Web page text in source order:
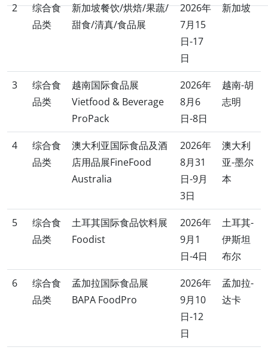
2
综合食
品类
新加坡餐饮/烘焙/果蔬/
甜食/清真/食品展
2026年
7月15
日-17
日
新加坡
3
综合食
品类
越南国际食品展
Vietfood & Beverage
ProPack
2026年
8月6
日-8日
越南-胡
志明
4
综合食
品类
澳大利亚国际食品及酒
店用品展FineFood
Australia
2026年
8月31
日-9月
3日
澳大利
亚-墨尔
本
5
综合食
品类
土耳其国际食品饮料展
Foodist
2026年
9月1
日-4日
土耳其-
伊斯坦
布尔
6
综合食
品类
孟加拉国际食品展
BAPA FoodPro
2026年
9月10
日-12
日
孟加拉-
达卡